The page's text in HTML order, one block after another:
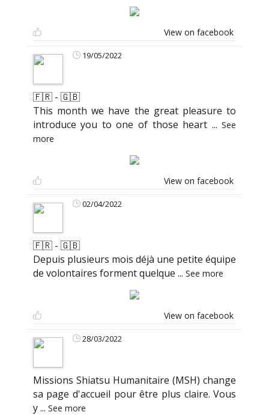
View on facebook
19/05/2022
🇫🇷 - 🇬🇧
This month we have the great pleasure to
introduce you to one of those heart ...See
more
View on facebook
02/04/2022
🇫🇷 - 🇬🇧
Depuis plusieurs mois déjà une petite équipe
de volontaires forment quelque ... See more
View on facebook
28/03/2022
Missions Shiatsu Humanitaire (MSH) change
sa page d'accueil pour être plus claire. Vous
y... See more